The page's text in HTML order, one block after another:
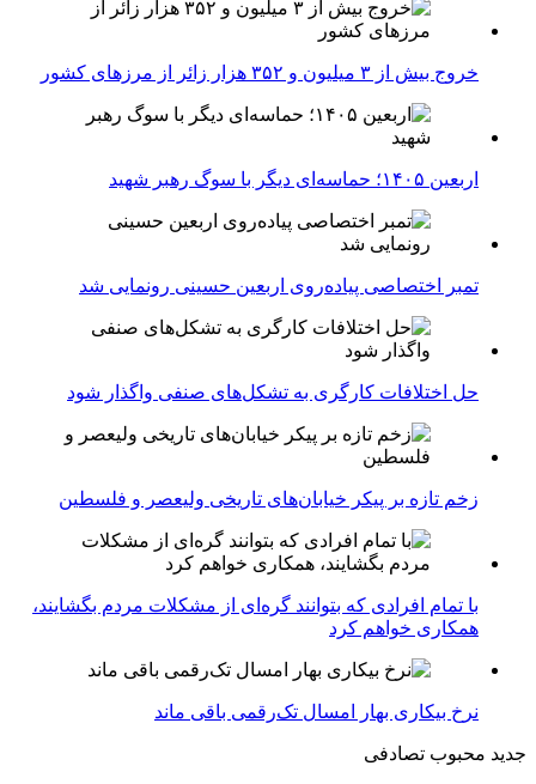
خروج بیش از ۳ میلیون و ۳۵۲ هزار زائر از مرزهای کشور
اربعین ۱۴۰۵؛ حماسه‌ای دیگر با سوگ رهبر شهید
تمبر اختصاصی پیاده‌روی اربعین حسینی رونمایی شد
حل اختلافات کارگری به تشکل‌های صنفی واگذار شود
زخم تازه بر پیکر خیابان‌های تاریخی ولیعصر و فلسطین
با تمام افرادی که بتوانند گره‌ای از مشکلات مردم بگشایند،
همکاری خواهم کرد
نرخ بیکاری بهار امسال تک‌رقمی باقی ماند
جدید محبوب تصادفی